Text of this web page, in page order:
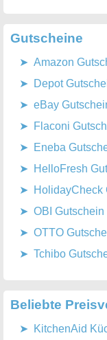
Gutscheine
Amazon
Depot
eBay
Flaconi
Eneba
HelloFresh
HolidayCheck
OBI Gutschein
OTTO
Tchibo
Beliebte
KitchenAid